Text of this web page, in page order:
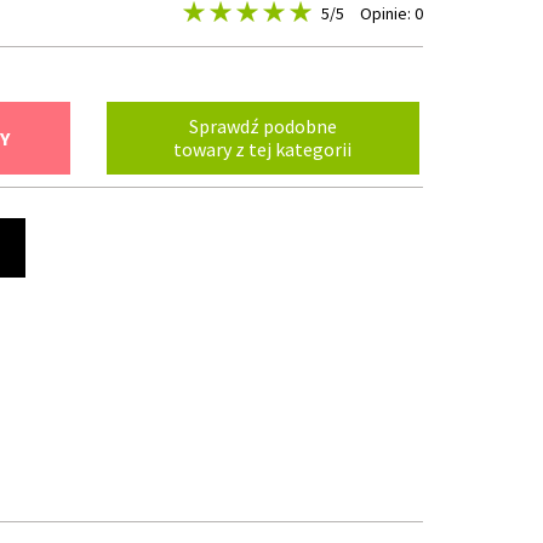
5/5 Opinie: 0
Sprawdź podobne
towary z tej kategorii